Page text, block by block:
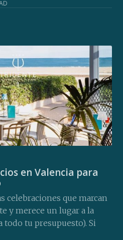
en Valencia para
celebraciones que marcan
y merece un lugar a la
todo tu presupuesto). Si